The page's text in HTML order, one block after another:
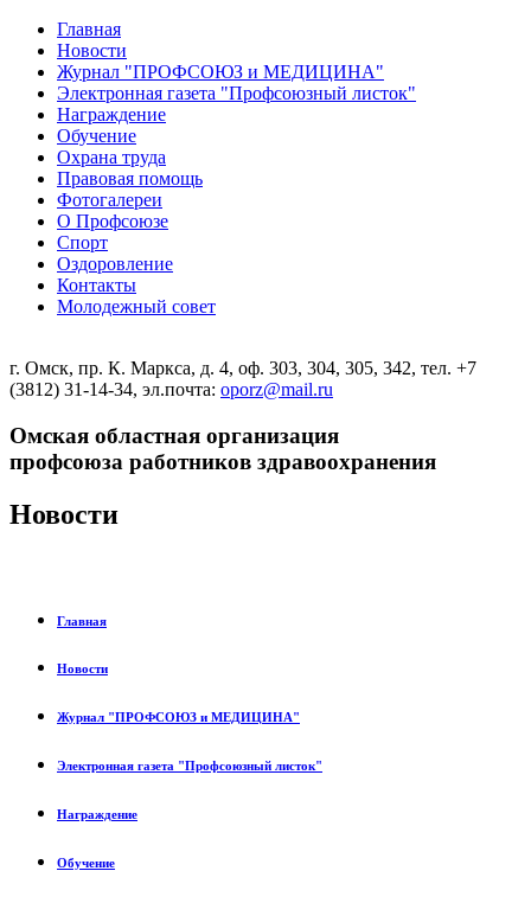
Главная
Новости
Журнал "ПРОФСОЮЗ и МЕДИЦИНА"
Электронная газета "Профсоюзный листок"
Награждение
Обучение
Охрана труда
Правовая помощь
Фотогалереи
О Профсоюзе
Спорт
Оздоровление
Контакты
Молодежный совет
г. Омск, пр. К. Маркса, д. 4, оф. 303, 304, 305, 342, тел. +7
(3812) 31-14-34, эл.почта: oporz@mail.ru
Омская областная организация
профсоюза работников здравоохранения
Новости
Главная
Новости
Журнал "ПРОФСОЮЗ и МЕДИЦИНА"
Электронная газета "Профсоюзный листок"
Награждение
Обучение